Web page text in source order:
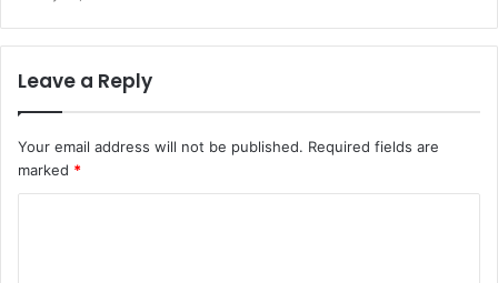
Leave a Reply
Your email address will not be published. Required fields are
marked *